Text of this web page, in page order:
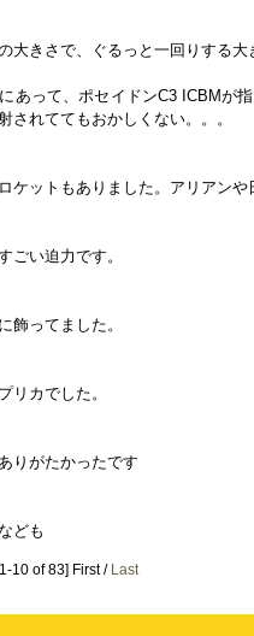
大きさで、ぐるっと一回りする大
あって、ポセイドンC3 ICBMが
されててもおかしくない。。。
ケットもありました。アリアン
ごい迫力です。
飾ってました。
リカでした。
りがたかったです
ども
10 of 83] First / Last